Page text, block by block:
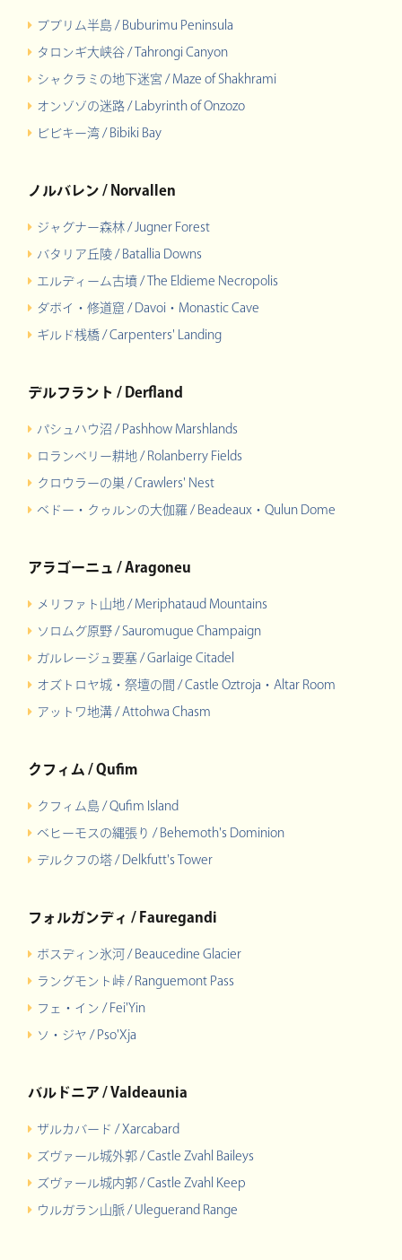
ブブリム半島 / Buburimu Peninsula
タロンギ大峡谷 / Tahrongi Canyon
シャクラミの地下迷宮 / Maze of Shakhrami
オンゾゾの迷路 / Labyrinth of Onzozo
ビビキー湾 / Bibiki Bay
ノルバレン / Norvallen
ジャグナー森林 / Jugner Forest
バタリア丘陵 / Batallia Downs
エルディーム古墳 / The Eldieme Necropolis
ダボイ・修道窟 / Davoi・Monastic Cave
ギルド桟橋 / Carpenters' Landing
デルフラント / Derfland
パシュハウ沼 / Pashhow Marshlands
ロランベリー耕地 / Rolanberry Fields
クロウラーの巣 / Crawlers' Nest
ベドー・クゥルンの大伽羅 / Beadeaux・Qulun Dome
アラゴーニュ / Aragoneu
メリファト山地 / Meriphataud Mountains
ソロムグ原野 / Sauromugue Champaign
ガルレージュ要塞 / Garlaige Citadel
オズトロヤ城・祭壇の間 / Castle Oztroja・Altar Room
アットワ地溝 / Attohwa Chasm
クフィム / Qufim
クフィム島 / Qufim Island
ベヒーモスの縄張り / Behemoth's Dominion
デルクフの塔 / Delkfutt's Tower
フォルガンディ / Fauregandi
ボスディン氷河 / Beaucedine Glacier
ラングモント峠 / Ranguemont Pass
フェ・イン / Fei'Yin
ソ・ジヤ / Pso'Xja
バルドニア / Valdeaunia
ザルカバード / Xarcabard
ズヴァール城外郭 / Castle Zvahl Baileys
ズヴァール城内郭 / Castle Zvahl Keep
ウルガラン山脈 / Uleguerand Range